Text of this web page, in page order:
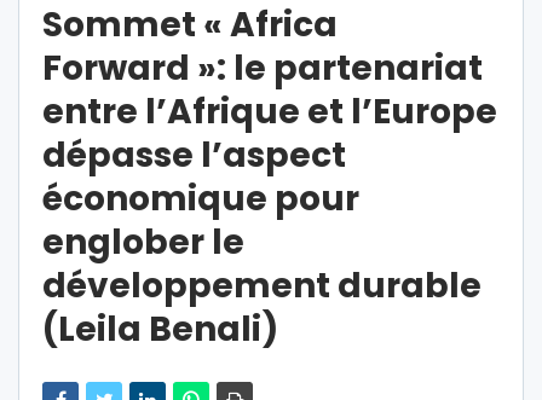
Sommet « Africa
Forward »: le partenariat
entre l’Afrique et l’Europe
dépasse l’aspect
économique pour
englober le
développement durable
(Leila Benali)